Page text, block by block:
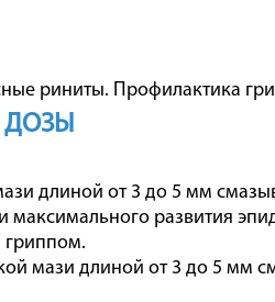
риниты. Профилактика
ДОЗЫ
длиной от 3 до 5 мм
максимального развития
гриппом.
мази длиной от 3 до 5 мм